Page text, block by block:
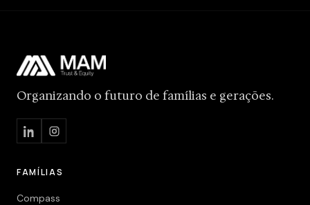
Organizando o futuro de famílias e gerações.
FAMÍLIAS
Compass